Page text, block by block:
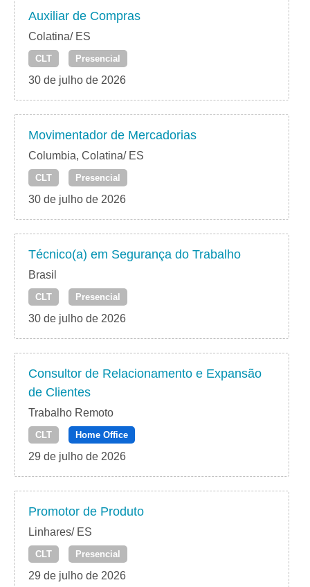
Auxiliar de Compras
Colatina/ ES
CLT Presencial
30 de julho de 2026
Movimentador de Mercadorias
Columbia, Colatina/ ES
CLT Presencial
30 de julho de 2026
Técnico(a) em Segurança do Trabalho
Brasil
CLT Presencial
30 de julho de 2026
Consultor de Relacionamento e Expansão
de Clientes
Trabalho Remoto
CLT Home Office
29 de julho de 2026
Promotor de Produto
Linhares/ ES
CLT Presencial
29 de julho de 2026